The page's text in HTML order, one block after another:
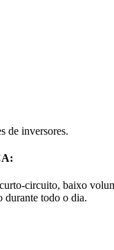
de inversores.
circuito, baixo
durante todo o dia.